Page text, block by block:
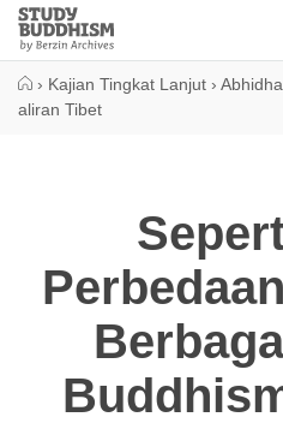
Close
Study
Buddhism
› Kajian Tingkat Lanjut ›
aliran Tibet